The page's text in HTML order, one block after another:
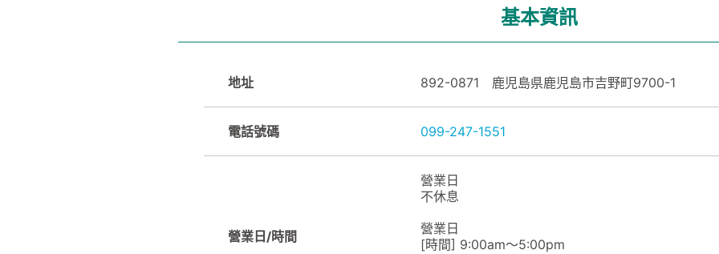
基本資訊
地址 892-0871 鹿児島県鹿児島市吉野町9700-1
電話號碼 099-247-1551
營業日/時間
營業日
不休息
營業日
[時間] 9:00am～5:00pm